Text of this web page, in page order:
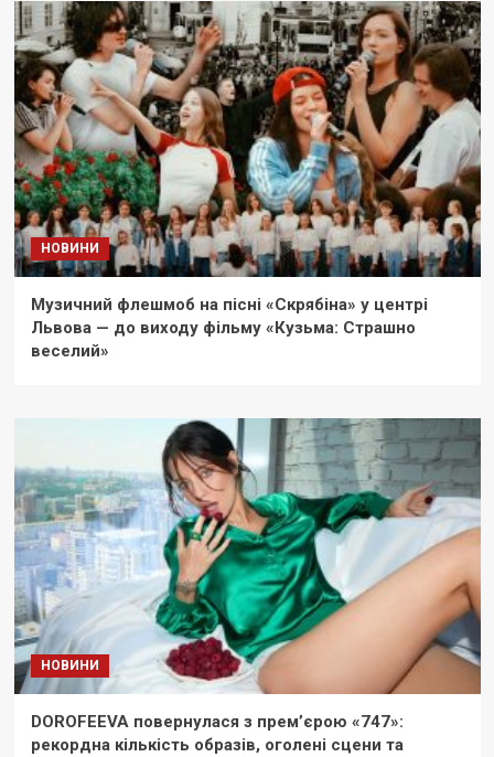
НОВИНИ
Музичний флешмоб на пісні «Скрябіна» у центрі
Львова — до виходу фільму «Кузьма: Страшно
веселий»
НОВИНИ
DOROFEEVA повернулася з прем’єрою «747»:
рекордна кількість образів, оголені сцени та